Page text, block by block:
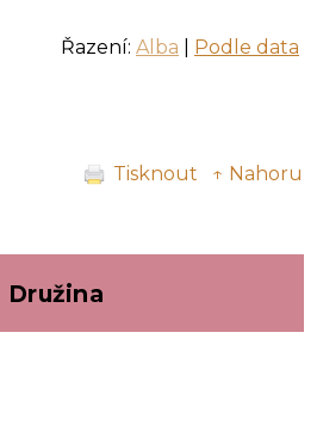
Řazení: Alba Podle data
Tisknout ↑ Nahoru
Družina